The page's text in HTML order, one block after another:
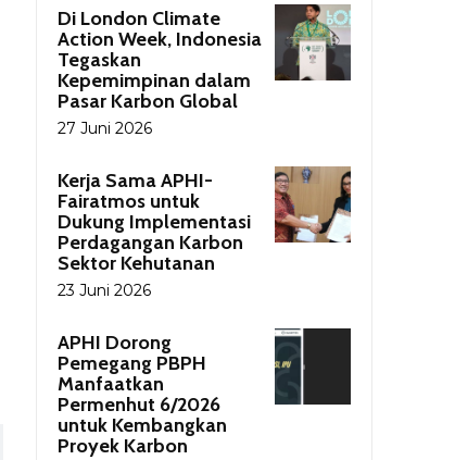
Di London Climate
Action Week, Indonesia
Tegaskan
Kepemimpinan dalam
Pasar Karbon Global
27 Juni 2026
Kerja Sama APHI-
Fairatmos untuk
Dukung Implementasi
Perdagangan Karbon
Sektor Kehutanan
23 Juni 2026
APHI Dorong
Pemegang PBPH
Manfaatkan
Permenhut 6/2026
untuk Kembangkan
Proyek Karbon